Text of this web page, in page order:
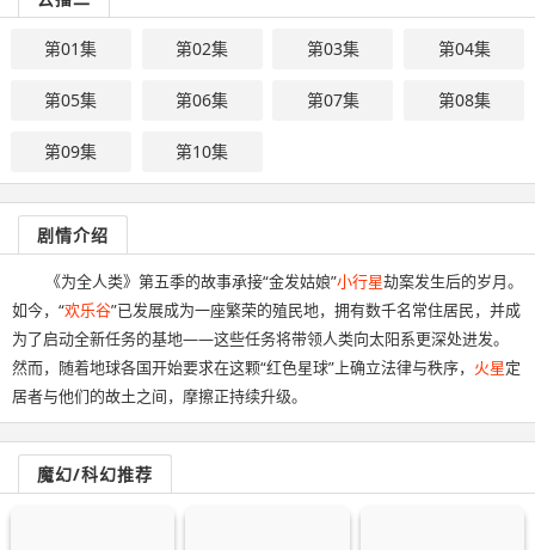
第01集 第02集 第03集 第04集
第05集 第06集 第07集 第08集
第09集 第10集
剧情介绍
《为全人类》第五季的故事承接“金发姑娘”小行星劫案发生后的岁月。
如今，“欢乐谷”已发展成为一座繁荣的殖民地，拥有数千名常住居民，并成
为了启动全新任务的基地——这些任务将带领人类向太阳系更深处进发。
然而，随着地球各国开始要求在这颗“红色星球”上确立法律与秩序， 火星定
居者与他们的故土之间，摩擦正持续升级。
魔幻/科幻推荐